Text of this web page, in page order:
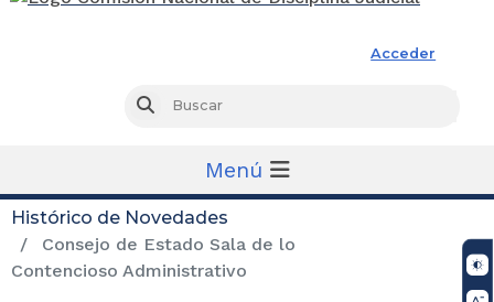
Acceder
Buscar
Menú
Histórico de Novedades
Consejo de Estado Sala de lo
Contencioso Administrativo